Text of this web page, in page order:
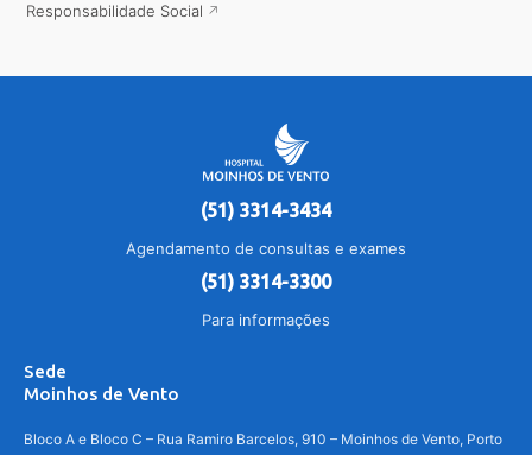
Responsabilidade Social
(51) 3314-3434
Agendamento de consultas e exames
(51) 3314-3300
Para informações
Sede
Moinhos de Vento
Bloco A e Bloco C – Rua Ramiro Barcelos, 910 – Moinhos de Vento, Porto